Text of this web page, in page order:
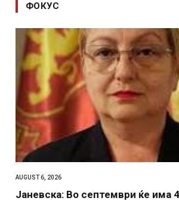
ФОКУС
AUGUST 6, 2026
Јаневска: Во септември ќе има